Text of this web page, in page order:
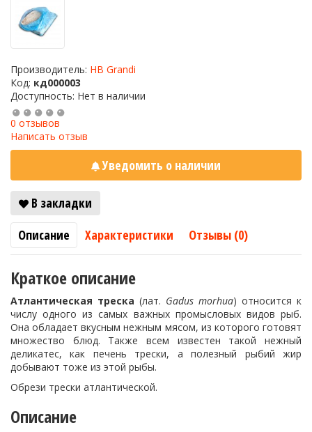
Производитель: HB Grandi
Код: кд000003
Доступность: Нет в наличии
0 отзывов
Написать отзыв
Уведомить о наличии
В закладки
Описание
Характеристики Отзывы (0)
Краткое описание
Атлантическая треска (лат. Gadus morhua) относится к
числу одного из самых важных промысловых видов рыб.
Она обладает вкусным нежным мясом, из которого готовят
множество блюд. Также всем известен такой нежный
деликатес, как печень трески, а полезный рыбий жир
добывают тоже из этой рыбы.
Обрези трески атлантической.
Описание